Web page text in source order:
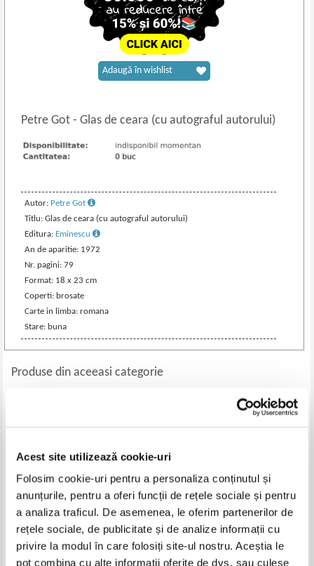
Acest site utilizează cookie-uri
Folosim cookie-uri pentru a personaliza conținutul și
anunțurile, pentru a oferi funcții de rețele sociale și pentru
a analiza traficul. De asemenea, le oferim partenerilor de
rețele sociale, de publicitate și de analize informații cu
privire la modul în care folosiți site-ul nostru. Aceștia le
pot combina cu alte informații oferite de dvs. sau culese
Petre Got- Glas de ceara (cu autograful autorului)
Autor: Petre Got
Titlu: Glas de ceara (cu autograful autorului)
Editura: Eminescu
An de aparitie: 1972
Nr. pagini: 79
Format: 18 x 23 cm
Coperti: brosate
Carte in limba: romana
Stare: buna
Adaugă în wishlist
Produse din aceeasi categorie
noastra cea de toate zilele (cu
-30%
Irina Holdevici - Gandire
pozitiva. Ghid practic de